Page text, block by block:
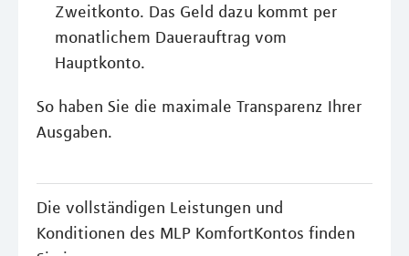
Zweitkonto. Das Geld dazu kommt per
monatlichem Dauerauftrag vom
Hauptkonto.
So haben Sie die maximale Transparenz Ihrer
Ausgaben.
Die vollständigen Leistungen und
Konditionen des MLP KomfortKontos finden